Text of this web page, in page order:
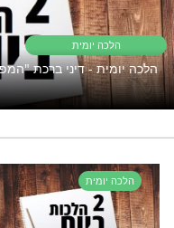
דיני בורר
את השפע
תוכן בנושא